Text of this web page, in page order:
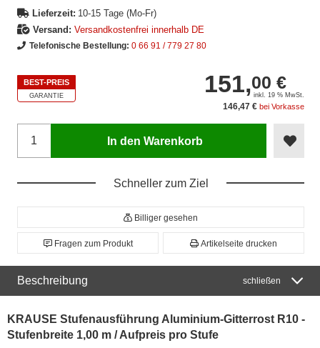
Lieferzeit: 10-15 Tage (Mo-Fr)
Versand: Versandkostenfrei innerhalb DE
Telefonische Bestellung: 0 66 91 / 779 27 80
BEST-PREIS
GARANTIE 151,00 €
inkl. 19 % MwSt.
146,47 € bei Vorkasse
In den Warenkorb
Schneller zum Ziel
Billiger gesehen
Fragen zum Produkt Artikelseite drucken
Beschreibung schließen
KRAUSE Stufenausführung Aluminium-Gitterrost R10 -
Stufenbreite 1,00 m / Aufpreis pro Stufe